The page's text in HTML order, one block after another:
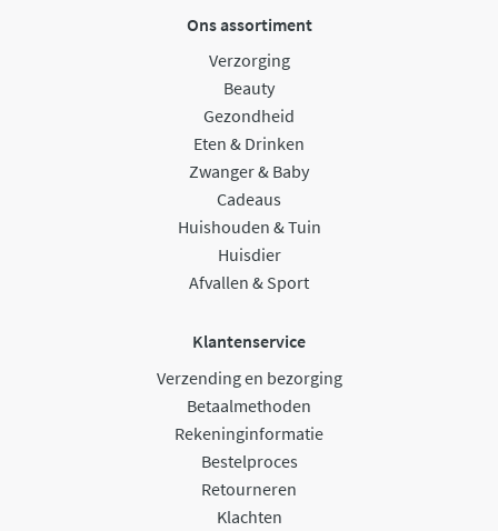
Ons assortiment
Verzorging
Beauty
Gezondheid
Eten & Drinken
Zwanger & Baby
Cadeaus
Huishouden & Tuin
Huisdier
Afvallen & Sport
Klantenservice
Verzending en bezorging
Betaalmethoden
Rekeninginformatie
Bestelproces
Retourneren
Klachten